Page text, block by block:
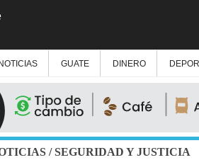
GUATE DINERO
/SEGURIDAD Y JUSTICIA